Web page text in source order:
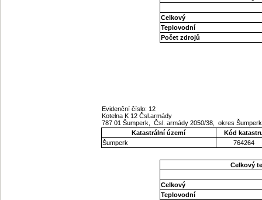
Celkový
Teplovodní
Počet zdrojů
Evidenční číslo: 12
Kotelna K 12 Čsl.armády
787 01 Šumperk, Čsl. armády 2050/38, okres
Katastrální území
Kód
Šumperk
764264
Celkový
Celkový
Teplovodní